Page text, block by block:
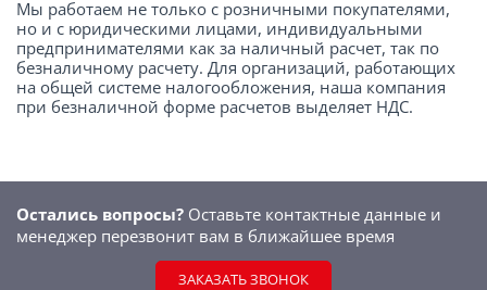
Мы работаем не только с розничными покупателями,
но и с юридическими лицами, индивидуальными
предпринимателями как за наличный расчет, так по
безналичному расчету. Для организаций, работающих
на общей системе налогообложения, наша компания
при безналичной форме расчетов выделяет НДС.
Остались вопросы? Оставьте контактные данные и
менеджер перезвонит вам в ближайшее время
ЗАКАЗАТЬ ЗВОНОК